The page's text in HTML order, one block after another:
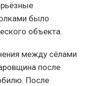
было
объекта.
между сёлами
после
После